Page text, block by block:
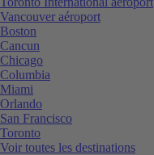
Vancouver aéroport
Boston
Cancun
Chicago
Columbia
Miami
Orlando
San Francisco
Toronto
Voir toutes les destinations